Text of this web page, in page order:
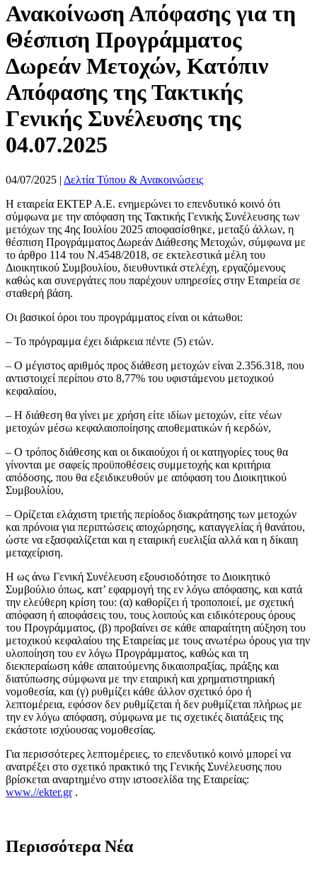
Ανακοίνωση Απόφασης για τη
Θέσπιση Προγράμματος
Δωρεάν Μετοχών, Κατόπιν
Απόφασης της Τακτικής
Γενικής Συνέλευσης της
04.07.2025
04/07/2025 | Δελτία Τύπου & Ανακοινώσεις
Η εταιρεία ΕΚΤΕΡ Α.Ε. ενημερώνει το επενδυτικό κοινό ότι
σύμφωνα με την απόφαση της Τακτικής Γενικής Συνέλευσης των
μετόχων της 4ης Ιουλίου 2025 αποφασίσθηκε, μεταξύ άλλων, η
θέσπιση Προγράμματος Δωρεάν Διάθεσης Μετοχών, σύμφωνα με
το άρθρο 114 του Ν.4548/2018, σε εκτελεστικά μέλη του
Διοικητικού Συμβουλίου, διευθυντικά στελέχη, εργαζόμενους
καθώς και συνεργάτες που παρέχουν υπηρεσίες στην Εταιρεία σε
σταθερή βάση.
Οι βασικοί όροι του προγράμματος είναι οι κάτωθοι:
– Το πρόγραμμα έχει διάρκεια πέντε (5) ετών.
– Ο μέγιστος αριθμός προς διάθεση μετοχών είναι 2.356.318, που
αντιστοιχεί περίπου στο 8,77% του υφιστάμενου μετοχικού
κεφαλαίου,
– Η διάθεση θα γίνει με χρήση είτε ιδίων μετοχών, είτε νέων
μετοχών μέσω κεφαλαιοποίησης αποθεματικών ή κερδών,
– Ο τρόπος διάθεσης και οι δικαιούχοι ή οι κατηγορίες τους θα
γίνονται με σαφείς προϋποθέσεις συμμετοχής και κριτήρια
απόδοσης, που θα εξειδικευθούν με απόφαση του Διοικητικού
Συμβουλίου,
– Ορίζεται ελάχιστη τριετής περίοδος διακράτησης των μετοχών
και πρόνοια για περιπτώσεις αποχώρησης, καταγγελίας ή θανάτου,
ώστε να εξασφαλίζεται και η εταιρική ευελιξία αλλά και η δίκαιη
μεταχείριση.
Η ως άνω Γενική Συνέλευση εξουσιοδότησε το Διοικητικό
Συμβούλιο όπως, κατ’ εφαρμογή της εν λόγω απόφασης, και κατά
την ελεύθερη κρίση του: (α) καθορίζει ή τροποποιεί, με σχετική
απόφαση ή αποφάσεις του, τους λοιπούς και ειδικότερους όρους
του Προγράμματος, (β) προβαίνει σε κάθε απαραίτητη αύξηση του
μετοχικού κεφαλαίου της Εταιρείας με τους ανωτέρω όρους για την
υλοποίηση του εν λόγω Προγράμματος, καθώς και τη
διεκπεραίωση κάθε απαιτούμενης δικαιοπραξίας, πράξης και
διατύπωσης σύμφωνα με την εταιρική και χρηματιστηριακή
νομοθεσία, και (γ) ρυθμίζει κάθε άλλον σχετικό όρο ή
λεπτομέρεια, εφόσον δεν ρυθμίζεται ή δεν ρυθμίζεται πλήρως με
την εν λόγω απόφαση, σύμφωνα με τις σχετικές διατάξεις της
εκάστοτε ισχύουσας νομοθεσίας.
Για περισσότερες λεπτομέρειες, το επενδυτικό κοινό μπορεί να
ανατρέξει στο σχετικό πρακτικό της Γενικής Συνέλευσης που
βρίσκεται αναρτημένο στην ιστοσελίδα της Εταιρείας:
www.//ekter.gr.
Περισσότερα Νέα